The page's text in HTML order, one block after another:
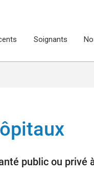
Soignants
public ou privé